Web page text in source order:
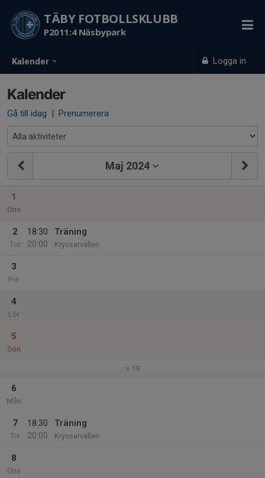
Kalender Logga in
TÄBY FOTBOLLSKLUBB
P2011:4 Näsbypark
Kalender
Gå till idag | Prenumerera
Maj 2024
1
Ons
2
Tor
18:30
20:00
Träning
Kryssarvallen
3
Fre
4
Lör
5
Sön
v.19
6
Mån
7
Tis
18:30
20:00
Träning
Kryssarvallen
8
Ons